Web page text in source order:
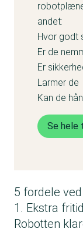
andet:
Hvor godt
Er de
Er
Larmer de
Kan de
Se hele
5 fordele
1. Ekstra fritid
Robotten